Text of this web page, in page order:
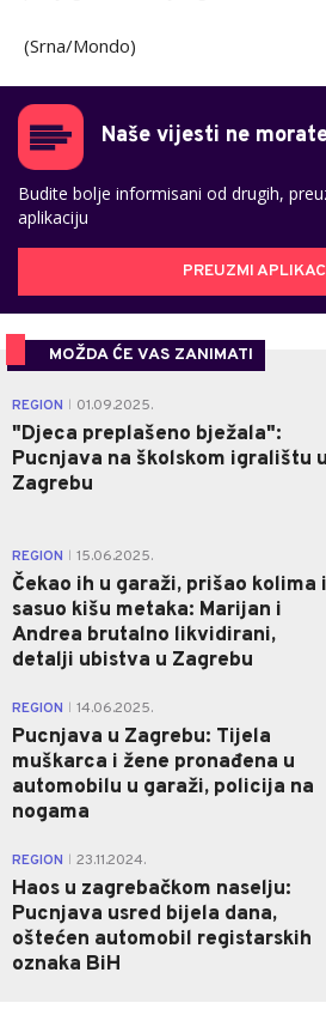
(Srna/Mondo)
Naše vijesti ne
Budite bolje informisani od drugih,
aplikaciju
PREUZMI
MOŽDA ĆE VAS ZANIMATI
REGION 01.09.2025.
"Djeca preplašeno bježala":
Pucnjava na školskom igralištu u
Zagrebu
REGION 15.06.2025.
Čekao ih u garaži, prišao kolima i
sasuo kišu metaka: Marijan i
Andrea brutalno likvidirani,
detalji ubistva u Zagrebu
REGION 14.06.2025.
Pucnjava u Zagrebu: Tijela
muškarca i žene pronađena u
automobilu u garaži, policija na
nogama
REGION 23.11.2024.
Haos u zagrebačkom naselju:
Pucnjava usred bijela dana,
oštećen automobil registarskih
oznaka BiH